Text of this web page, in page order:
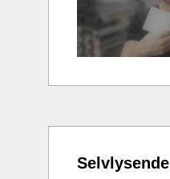
Selvlysende